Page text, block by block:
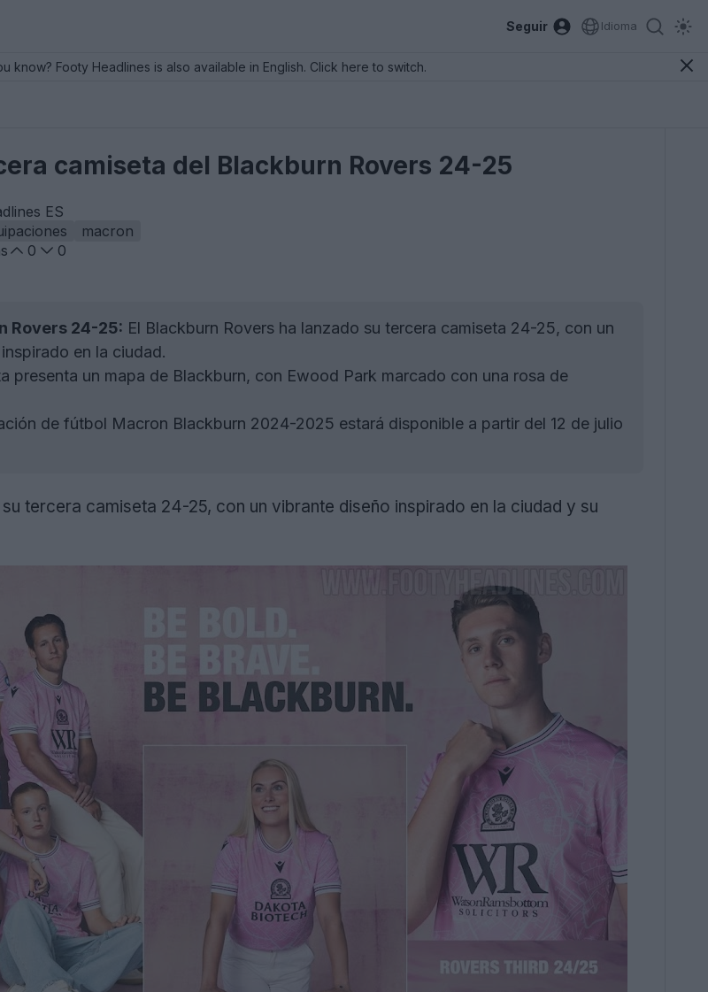
Seguir Idioma
know? Footy Headlines is also available in English. Click here to switch.
camiseta del Blackburn Rovers 24-25
ES
macron
0
0
Rovers 24-25: El Blackburn Rovers ha lanzado su tercera camiseta 24-25, con un
en la ciudad.
presenta un mapa de Blackburn, con Ewood Park marcado con una rosa de
de fútbol Macron Blackburn 2024-2025 estará disponible a partir del 12 de julio
tercera camiseta 24-25, con un vibrante diseño inspirado en la ciudad y su